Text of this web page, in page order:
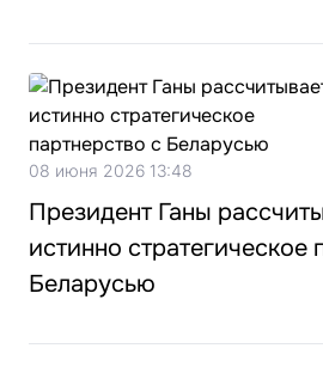
08 июня 2026 13:48
Президент Ганы
истинно стратегическое
Беларусью